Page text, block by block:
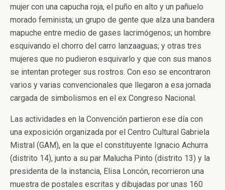
mujer con una capucha roja, el puño en alto y un pañuelo
morado feminista; un grupo de gente que alza una bandera
mapuche entre medio de gases lacrimógenos; un hombre
esquivando el chorro del carro lanzaaguas; y otras tres
mujeres que no pudieron esquivarlo y que con sus manos
se intentan proteger sus rostros. Con eso se encontraron
varios y varias convencionales que llegaron a esa jornada
cargada de simbolismos en el ex Congreso Nacional.
Las actividades en la Convención partieron ese día con
una exposición organizada por el Centro Cultural Gabriela
Mistral (GAM), en la que el constituyente Ignacio Achurra
(distrito 14), junto a su par Malucha Pinto (distrito 13) y la
presidenta de la instancia, Elisa Loncón, recorrieron una
muestra de postales escritas y dibujadas por unas 160